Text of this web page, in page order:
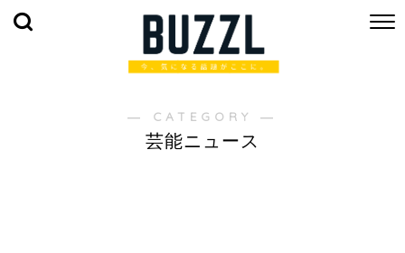
― CATEGORY ―
芸能ニュース